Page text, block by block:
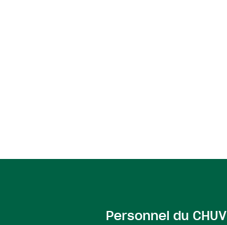
nouvelle fenêtre)
Personnel du CHUV